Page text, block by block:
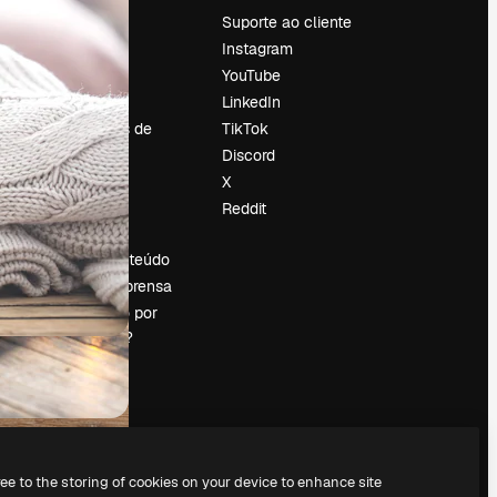
Preços
Sobre nós
Reviews
Emprego
Tendências de
pesquisa
Blog
Eventos
Slidesgo
Vender conteúdo
Sala de imprensa
Procurando por
magnific.ai?
Suporte ao cliente
Instagram
YouTube
LinkedIn
TikTok
Discord
X
Reddit
to the storing of cookies on your device to enhance site